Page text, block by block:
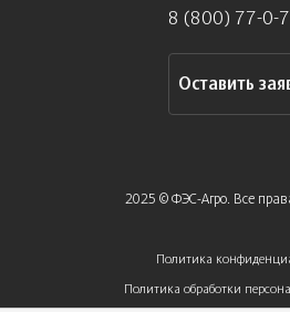
8 (800) 77-0-
Оставить
2025 © ФЭС-Агро. Все
Политика
Политика обработки